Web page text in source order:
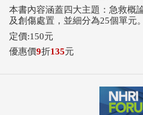
本書內容涵蓋四大主題：急救概
及創傷處置，並細分為25個單元
定價:150元
優惠價9折135元